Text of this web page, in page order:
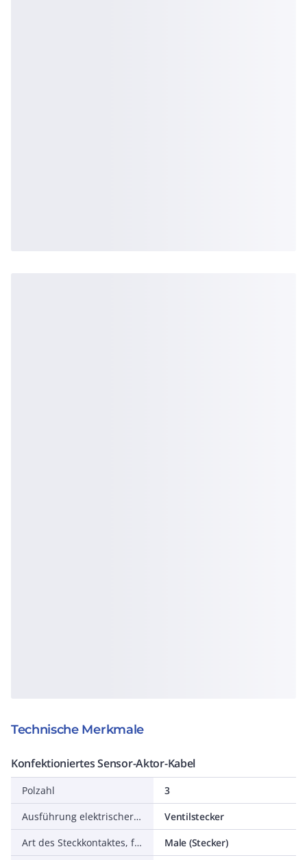
Technische Merkmale
Konfektioniertes Sensor-Aktor-Kabel
Polzahl
3
Ausführung elektrischer Anschluss, feldseitig
Ventilstecker
Art des Steckkontaktes, feldseitig
Male (Stecker)